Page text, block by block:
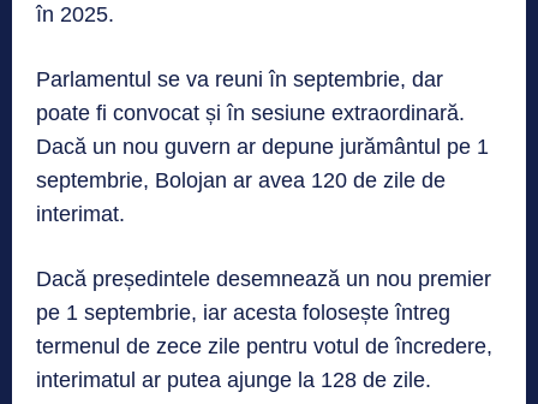
în 2025.
Parlamentul se va reuni în septembrie, dar
poate fi convocat și în sesiune extraordinară.
Dacă un nou guvern ar depune jurământul pe 1
septembrie, Bolojan ar avea 120 de zile de
interimat.
Dacă președintele desemnează un nou premier
pe 1 septembrie, iar acesta folosește întreg
termenul de zece zile pentru votul de încredere,
interimatul ar putea ajunge la 128 de zile.